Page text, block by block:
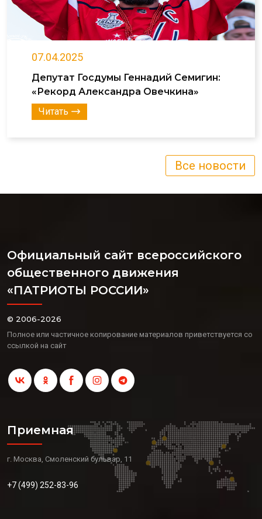
07.04.2025
Депутат Госдумы Геннадий Семигин:
«Рекорд Александра Овечкина»
Читать
Все новости
Официальный сайт всероссийского
общественного движения
«ПАТРИОТЫ РОССИИ»
© 2006-2026
Полное или частичное копирование материалов приветствуется со
ссылкой на сайт
Приемная
г. Москва, Смоленский бульвар, 11
+7 (499) 252-83-96